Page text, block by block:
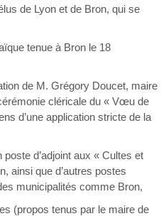
de Lyon et de Bron, qui se
tenue à Bron le 18
de M. Grégory Doucet, maire
cléricale du « Vœu de
d’une application stricte de la
poste d’adjoint aux « Cultes et
ainsi que d’autres postes
municipalités comme Bron,
(propos tenus par le maire de